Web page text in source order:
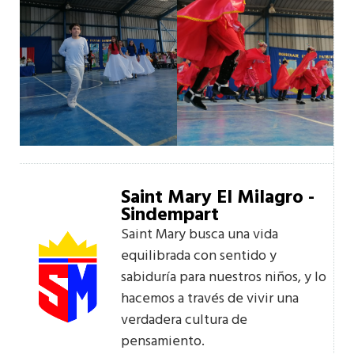
Saint Mary El Milagro -
Sindempart
Saint Mary busca una vida
equilibrada con sentido y
sabiduría para nuestros niños, y lo
hacemos a través de vivir una
verdadera cultura de
pensamiento.